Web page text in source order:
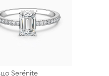
Serénite